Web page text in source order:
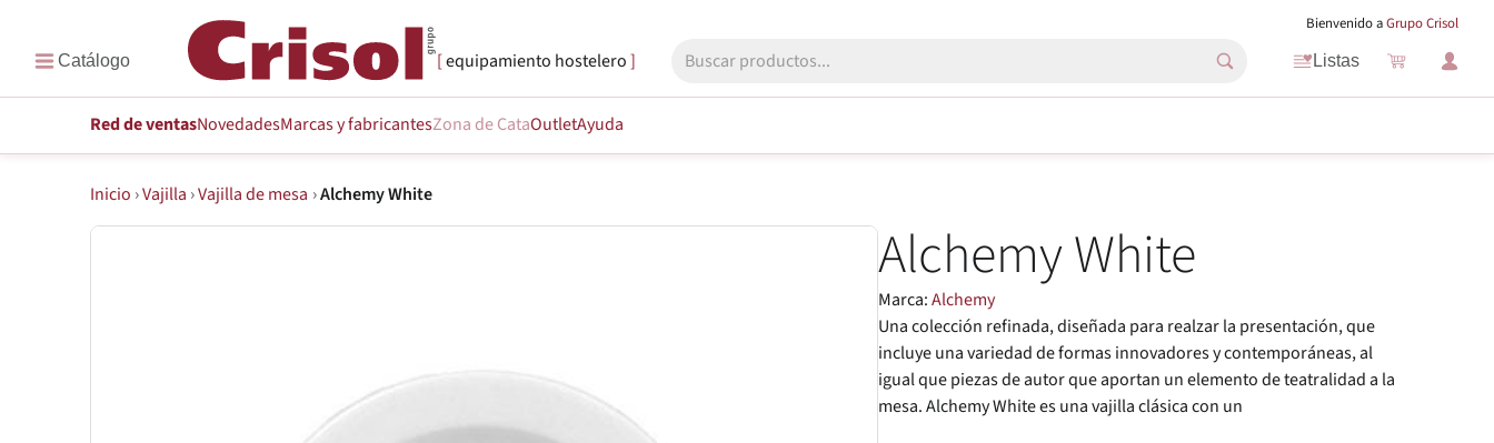
Bienvenido aGrupo Crisol
equipamiento hostelero Listas
Red de ventasNovedadesMarcasy fabricantesZona de CataOutletAyuda
Inicio ›Vajilla ›Vajilla de mesa ›Alchemy White
Alchemy White
Marca:Alchemy
Una colección refinada, diseñada para realzar la presentación, que
incluye una variedad de formas innovadores y contemporáneas, al
igual que piezas de autor que aportan un elemento de teatralidad a la
mesa. Alchemy White es una vajilla clásica con un